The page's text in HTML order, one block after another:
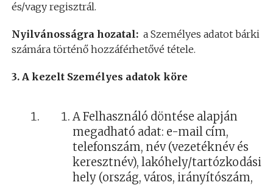
és/vagy regisztrál.
Nyilvánosságra hozatal:a Személyes adatot bárki
számára történő hozzáférhetővé tétele.
3. A kezelt Személyes adatok köre
A Felhasználó döntése alapján
megadható adat: e-mail cím,
telefonszám, név (vezetéknév és
keresztnév), lakóhely/tartózkodási
hely (ország, város, irányítószám,